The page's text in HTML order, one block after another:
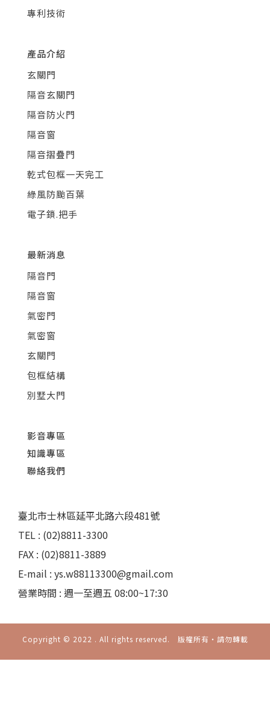
專利技術
產品介紹
玄關門
隔音玄關門
隔音防火門
隔音窗
隔音摺疊門
乾式包框一天完工
綠風防颱百葉
電子鎖.把手
最新消息
隔音門
隔音窗
氣密門
氣密窗
玄關門
包框結構
別墅大門
影音專區
知識專區
聯絡我們
臺北市士林區延平北路六段481號
TEL : (02)8811-3300
FAX : (02)8811-3889
E-mail : ys.w88113300@gmail.com
營業時間 : 週一至週五 08:00~17:30
Copyright © 2022 . All rights reserved. 版權所有‧請勿轉載